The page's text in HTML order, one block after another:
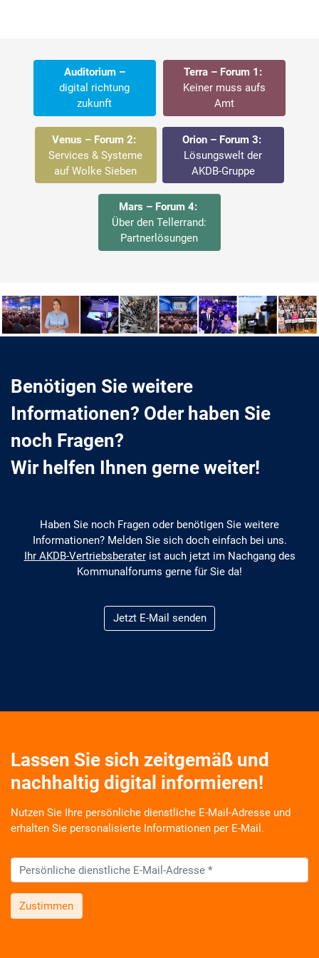
Auditorium –
digital richtung
zukunft
Terra – Forum 1:
Keiner muss aufs
Amt
Venus – Forum 2:
Services & Systeme
auf Wolke Sieben
Orion – Forum 3:
Lösungswelt der
AKDB-Gruppe
Mars – Forum 4:
Über den Tellerrand:
Partnerlösungen
Benötigen Sie weitere
Informationen? Oder haben Sie
noch Fragen?
Wir helfen Ihnen gerne weiter!
Haben Sie noch Fragen oder benötigen Sie weitere
Informationen? Melden Sie sich doch einfach bei uns.
Ihr AKDB-Vertriebsberaterist auch jetzt im Nachgang des
Kommunalforums gerne für Sie da!
Jetzt E-Mail senden
Lassen Sie sich zeitgemäß und
nachhaltig digital informieren!
Nutzen Sie Ihre persönliche dienstliche E-Mail-Adresse und
erhalten Sie personalisierte Informationen per E-Mail.
Zustimmen